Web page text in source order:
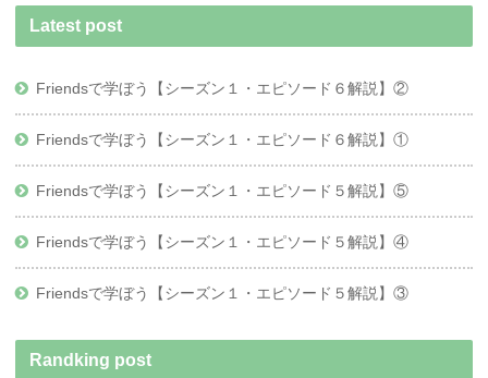
Latest post
Friendsで学ぼう【シーズン１・エピソード６解説】②
Friendsで学ぼう【シーズン１・エピソード６解説】①
Friendsで学ぼう【シーズン１・エピソード５解説】⑤
Friendsで学ぼう【シーズン１・エピソード５解説】④
Friendsで学ぼう【シーズン１・エピソード５解説】③
Randking post